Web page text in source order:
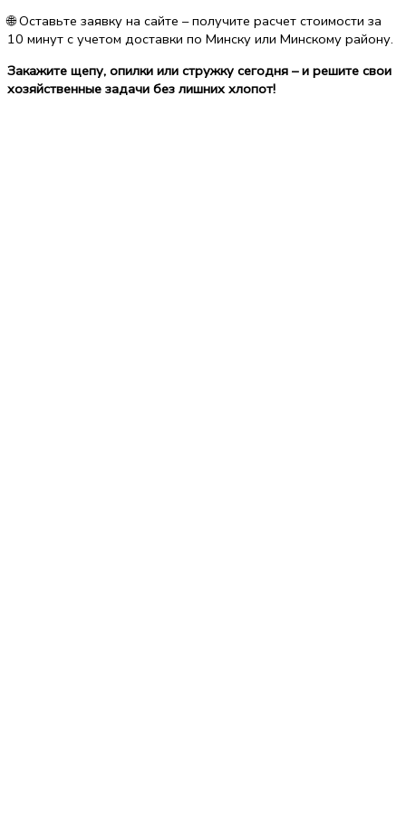
🌐 Оставьте заявку на сайте – получите расчет стоимости за
10 минут с учетом доставки по Минску или Минскому району.
Закажите щепу, опилки или стружку сегодня – и решите свои
хозяйственные задачи без лишних хлопот!